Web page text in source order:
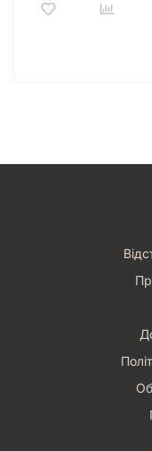
Ми гарантуємо
творчості.
кольорів та
настільна гра – це
Не пропустіть
дитячих настільних
це більше, ніж гра,
для ваших маленьких